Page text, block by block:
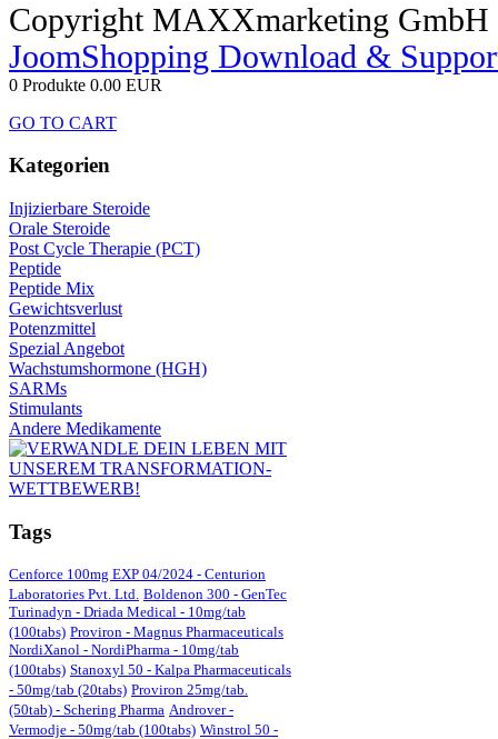
Copyright MAXXmarketing GmbH
JoomShopping Download &
0 Produkte 0.00 EUR
GO TO CART
Kategorien
Injizierbare Steroide
Orale Steroide
Post Cycle Therapie (PCT)
Peptide
Peptide Mix
Gewichtsverlust
Potenzmittel
Spezial Angebot
Wachstumshormone (HGH)
SARMs
Stimulants
Andere Medikamente
Tags
Cenforce 100mg EXP 04/2024 - Centurion
Laboratories Pvt. Ltd. Boldenon 300 - GenTec
Turinadyn - Driada Medical - 10mg/tab
(100tabs) Proviron - Magnus Pharmaceuticals
NordiXanol - NordiPharma - 10mg/tab
(100tabs) Stanoxyl 50 - Kalpa Pharmaceuticals
- 50mg/tab (20tabs) Proviron 25mg/tab.
(50tab) - Schering Pharma Androver -
Vermodje - 50mg/tab (100tabs) Winstrol 50 -